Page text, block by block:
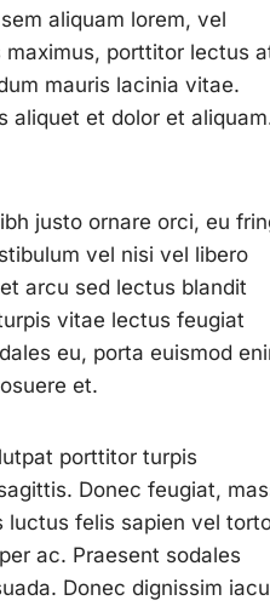
aliquam lorem, vel
porttitor lectus
mauris lacinia vitae.
aliquet et dolor et
justo ornare orci, eu
vel nisi vel libero
arcu sed lectus blandit
vitae lectus feugiat
eu, porta euismod
et.
porttitor turpis
Donec feugiat,
felis sapien vel
ac. Praesent sodales
Donec dignissim